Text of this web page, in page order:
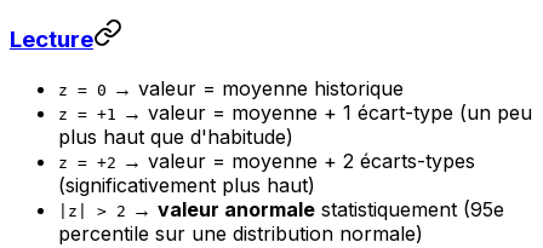
Lecture
z = 0 → valeur = moyenne historique
z = +1 → valeur = moyenne + 1 écart-type (un peu
plus haut que d'habitude)
z = +2 → valeur = moyenne + 2 écarts-types
(significativement plus haut)
|z| > 2 → valeur anormale statistiquement (95e
percentile sur une distribution normale)